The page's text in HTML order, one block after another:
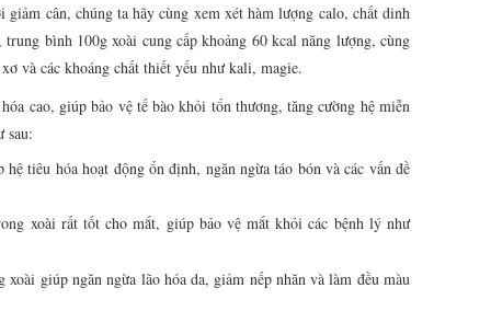
cân, chúng ta hãy cùng xem xét hàm lượng calo, chất dinh
bình 100g xoài cung cấp khoảng 60 kcal năng lượng, cùng
và các khoáng chất thiết yếu như kali, magie.
cao, giúp bảo vệ tế bào khỏi tổn thương, tăng cường hệ miễn
sau:
tiêu hóa hoạt động ổn định, ngăn ngừa táo bón và các vấn đề
xoài rất tốt cho mắt, giúp bảo vệ mắt khỏi các bệnh lý như
giúp ngăn ngừa lão hóa da, giảm nếp nhăn và làm đều màu